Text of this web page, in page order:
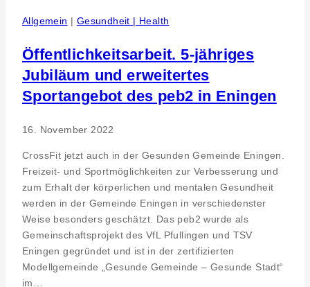
Allgemein | Gesundheit | Health
Öffentlichkeitsarbeit. 5-jähriges
Jubiläum und erweitertes
Sportangebot des peb2 in Eningen
16. November 2022
CrossFit jetzt auch in der Gesunden Gemeinde Eningen.
Freizeit- und Sportmöglichkeiten zur Verbesserung und
zum Erhalt der körperlichen und mentalen Gesundheit
werden in der Gemeinde Eningen in verschiedenster
Weise besonders geschätzt. Das peb2 wurde als
Gemeinschaftsprojekt des VfL Pfullingen und TSV
Eningen gegründet und ist in der zertifizierten
Modellgemeinde „Gesunde Gemeinde – Gesunde Stadt“
im…